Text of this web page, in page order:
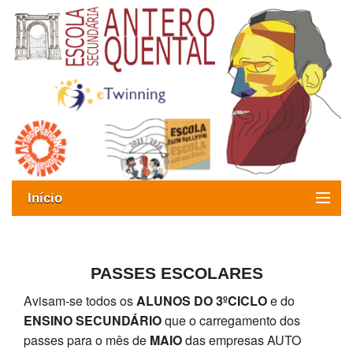
Início
Oferta formativa
SIGE
ESAQ sem Bullying
PASSES ESCOLARES
Avisam-se todos osALUNOS DO 3ºCICLOe do
ENSINO SECUNDÁRIOque o carregamento dos
passes para o mês de MAIOdas empresas AUTO